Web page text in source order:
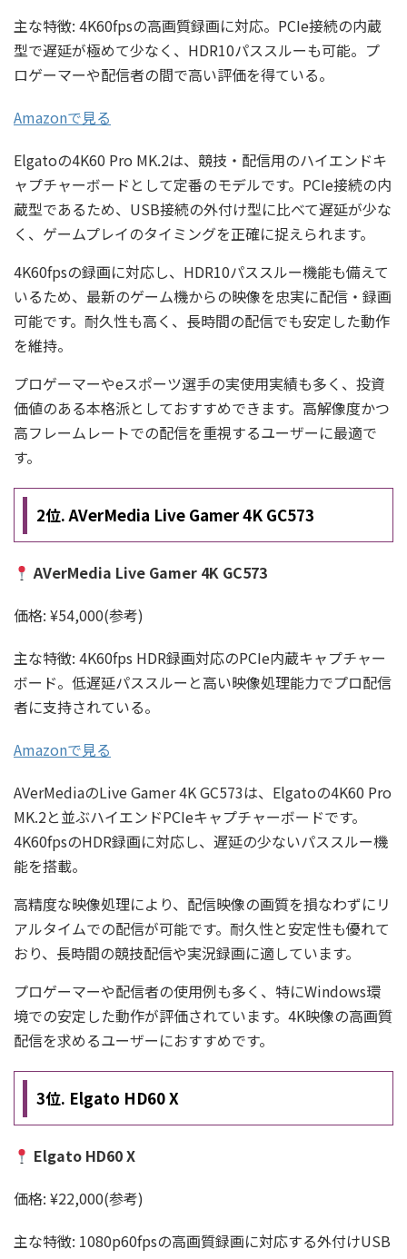
主な特徴: 4K60fpsの高画質録画に対応。PCIe接続の内蔵
型で遅延が極めて少なく、HDR10パススルーも可能。プ
ロゲーマーや配信者の間で高い評価を得ている。
Amazonで見る
Elgatoの4K60 Pro MK.2は、競技・配信用のハイエンドキ
ャプチャーボードとして定番のモデルです。PCIe接続の内
蔵型であるため、USB接続の外付け型に比べて遅延が少な
く、ゲームプレイのタイミングを正確に捉えられます。
4K60fpsの録画に対応し、HDR10パススルー機能も備えて
いるため、最新のゲーム機からの映像を忠実に配信・録画
可能です。耐久性も高く、長時間の配信でも安定した動作
を維持。
プロゲーマーやeスポーツ選手の実使用実績も多く、投資
価値のある本格派としておすすめできます。高解像度かつ
高フレームレートでの配信を重視するユーザーに最適で
す。
2位. AVerMedia Live Gamer 4K GC573
AVerMedia Live Gamer 4K GC573
価格: ¥54,000(参考)
主な特徴: 4K60fps HDR録画対応のPCIe内蔵キャプチャー
ボード。低遅延パススルーと高い映像処理能力でプロ配信
者に支持されている。
Amazonで見る
AVerMediaのLive Gamer 4K GC573は、Elgatoの4K60 Pro
MK.2と並ぶハイエンドPCIeキャプチャーボードです。
4K60fpsのHDR録画に対応し、遅延の少ないパススルー機
能を搭載。
高精度な映像処理により、配信映像の画質を損なわずにリ
アルタイムでの配信が可能です。耐久性と安定性も優れて
おり、長時間の競技配信や実況録画に適しています。
プロゲーマーや配信者の使用例も多く、特にWindows環
境での安定した動作が評価されています。4K映像の高画質
配信を求めるユーザーにおすすめです。
3位. Elgato HD60 X
Elgato HD60 X
価格: ¥22,000(参考)
主な特徴: 1080p60fpsの高画質録画に対応する外付けUSB